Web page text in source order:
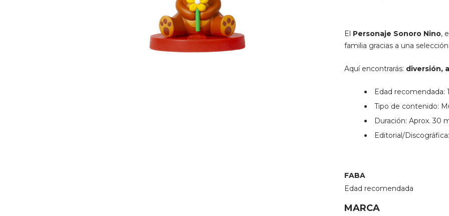
El Personaje Sonoro Nino,
familia gracias a una
Aquí encontrarás: diversión,
Edad recomendada:
Tipo de contenido:
Duración: Aprox. 30
Editorial/
FABA
Edad recomendada
MARCA